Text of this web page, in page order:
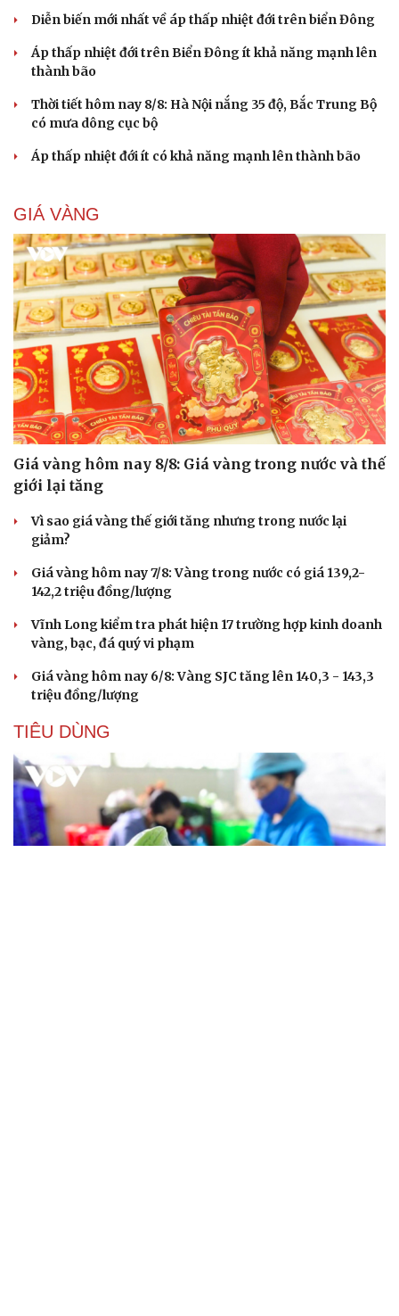
Diễn biến mới nhất về áp thấp nhiệt đới trên biển Đông
Áp thấp nhiệt đới trên Biển Đông ít khả năng mạnh lên
thành bão
Thời tiết hôm nay 8/8: Hà Nội nắng 35 độ, Bắc Trung Bộ
có mưa dông cục bộ
Áp thấp nhiệt đới ít có khả năng mạnh lên thành bão
GIÁ VÀNG
Giá vàng hôm nay 8/8: Giá vàng trong nước và thế
giới lại tăng
Vì sao giá vàng thế giới tăng nhưng trong nước lại
giảm?
Giá vàng hôm nay 7/8: Vàng trong nước có giá 139,2-
142,2 triệu đồng/lượng
Vĩnh Long kiểm tra phát hiện 17 trường hợp kinh doanh
vàng, bạc, đá quý vi phạm
Giá vàng hôm nay 6/8: Vàng SJC tăng lên 140,3 - 143,3
triệu đồng/lượng
TIÊU DÙNG